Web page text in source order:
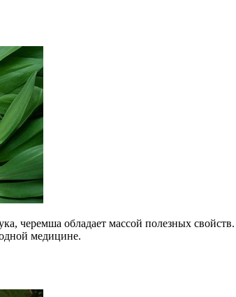
черемша обладает массой полезных
медицине.